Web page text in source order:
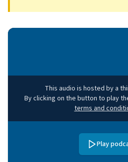
This audio is hosted by a
By clicking on the button to play
terms and
Play